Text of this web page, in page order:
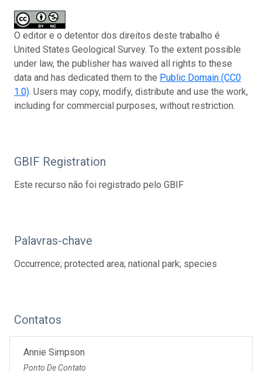
O editor e o detentor dos direitos deste trabalho é
United States Geological Survey. To the extent possible
under law, the publisher has waived all rights to these
data and has dedicated them to the Public Domain (CC0
1.0). Users may copy, modify, distribute and use the work,
including for commercial purposes, without restriction.
GBIF Registration
Este recurso não foi registrado pelo GBIF
Palavras-chave
Occurrence; protected area; national park; species
Contatos
Annie Simpson
Ponto De Contato